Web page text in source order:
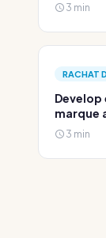
3 min
RACHAT
marque
3 min